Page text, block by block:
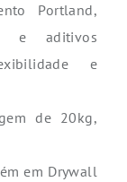
Portland,
e aditivos
e
de 20kg,
em Drywall